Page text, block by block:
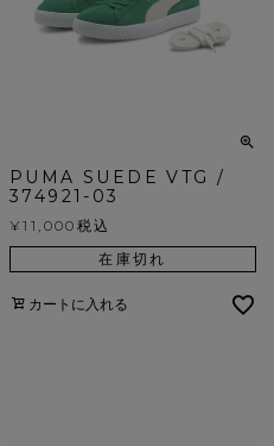
PUMA SUEDE VTG /
374921-03
¥11,000 税込
在庫切れ
カートに入れる